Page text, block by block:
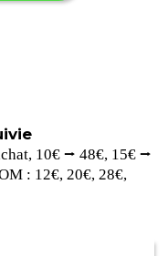
10€ ⭢ 48€, 15€ ⭢
: 12€, 20€, 28€,